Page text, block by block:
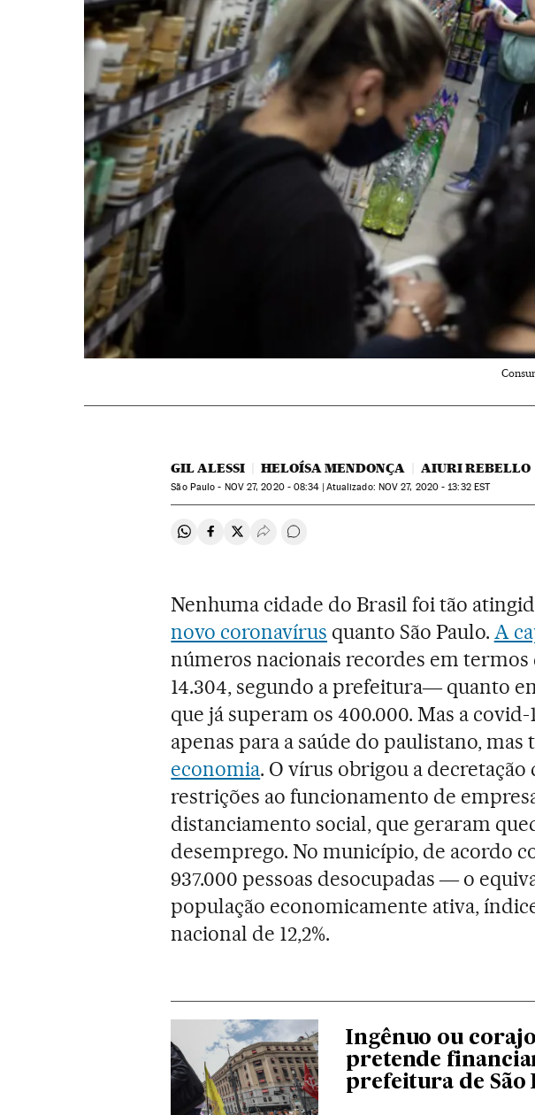
GIL ALESSI HELOÍSA MENDONÇA AIURI REBELLO
São Paulo - NOV27, 2020 - 08:34 atualizado: NOV 27, 2020 - 13:32EST
Compartir en Whatsapp
Compartir en Facebook
Compartir en Twitter
Desplegar Redes Sociales
Comentários
Nenhuma cidade do Brasil foi tão
novo coronavírus quanto São Paulo. A
números nacionais recordes em
14.304, segundo a prefeitura― quanto
que já superam os 400.000. Mas a
apenas para a saúde do paulistano, mas
economia. O vírus obrigou a
restrições ao funcionamento de
distanciamento social, que geraram
desemprego. No município, de acordo
937.000 pessoas desocupadas ― o
população economicamente ativa,
nacional de 12,2%.
Ingênuo ou
pretende
prefeitura de São